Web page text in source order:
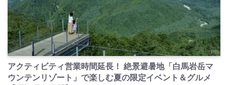
PR
アクティビティ営業時間延長！ 絶景避暑地「白馬岩岳マ
ウンテンリゾート」で楽しむ夏の限定イベント＆グルメ